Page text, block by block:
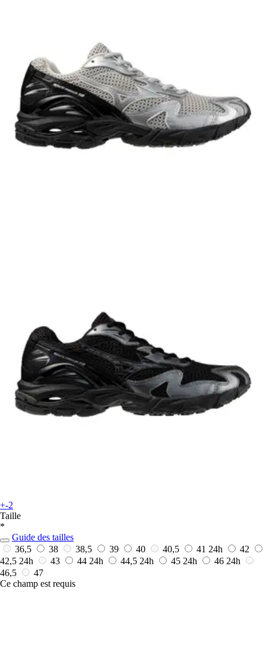
+-2
Taille
*
Guide des tailles
36,5
38 38,5 39 40 40,5 41 24h
42
42,5 24h 43 44 24h 44,5 24h 45 24h 46 24h
46,5
47
Ce champ est requis